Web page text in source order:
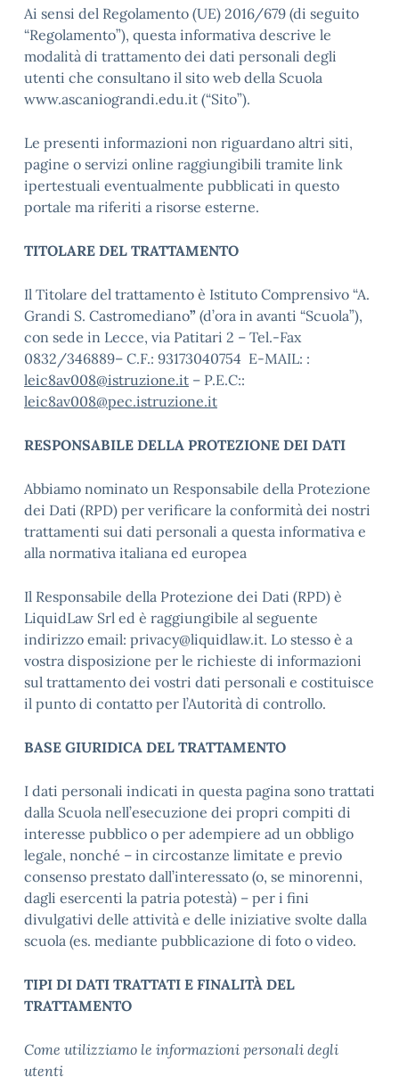
Ai sensi del Regolamento (UE) 2016/679 (di seguito
“Regolamento”), questa informativa descrive le
modalità di trattamento dei dati personali degli
utenti che consultano il sito web della Scuola
www.ascaniograndi.edu.it (“Sito”).
Le presenti informazioni non riguardano altri siti,
pagine o servizi online raggiungibili tramite link
ipertestuali eventualmente pubblicati in questo
portale ma riferiti a risorse esterne.
TITOLARE DEL TRATTAMENTO
Il Titolare del trattamento è Istituto Comprensivo “A.
Grandi S. Castromediano” (d’ora in avanti “Scuola”),
con sede in Lecce, via Patitari 2 – Tel.-Fax
0832/346889– C.F.: 93173040754 E-MAIL: :
leic8av008@istruzione.it – P.E.C::
leic8av008@pec.istruzione.it
RESPONSABILE DELLA PROTEZIONE DEI DATI
Abbiamo nominato un Responsabile della Protezione
dei Dati (RPD) per verificare la conformità dei nostri
trattamenti sui dati personali a questa informativa e
alla normativa italiana ed europea
Il Responsabile della Protezione dei Dati (RPD) è
LiquidLaw Srl ed è raggiungibile al seguente
indirizzo email: privacy@liquidlaw.it. Lo stesso è a
vostra disposizione per le richieste di informazioni
sul trattamento dei vostri dati personali e costituisce
il punto di contatto per l’Autorità di controllo.
BASE GIURIDICA DEL TRATTAMENTO
I dati personali indicati in questa pagina sono trattati
dalla Scuola nell’esecuzione dei propri compiti di
interesse pubblico o per adempiere ad un obbligo
legale, nonché – in circostanze limitate e previo
consenso prestato dall’interessato (o, se minorenni,
dagli esercenti la patria potestà) – per i fini
divulgativi delle attività e delle iniziative svolte dalla
scuola (es. mediante pubblicazione di foto o video.
TIPI DI DATI TRATTATI E FINALITÀ DEL
TRATTAMENTO
Come utilizziamo le informazioni personali degli
utenti